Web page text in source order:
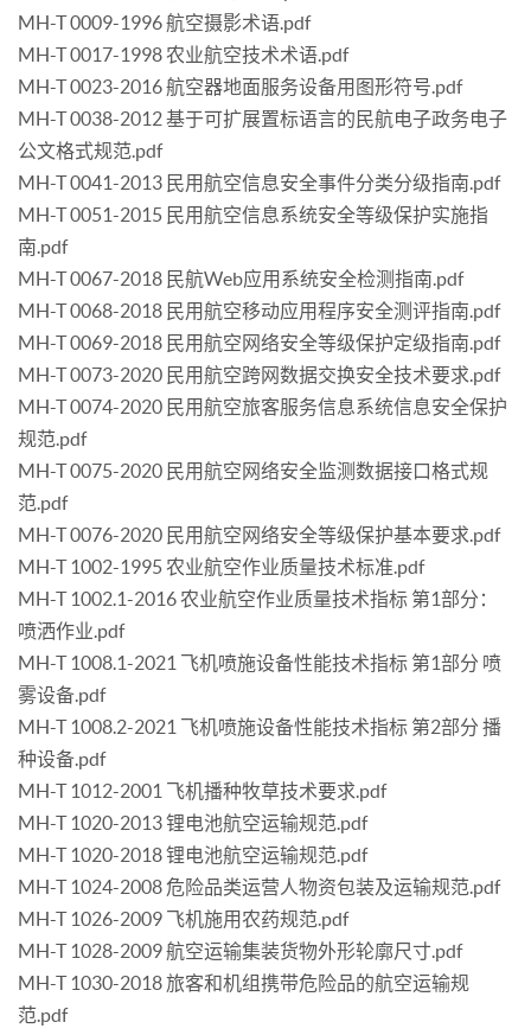
MH-T 0009-1996 航空摄影术语.pdf
MH-T 0017-1998 农业航空技术术语.pdf
MH-T 0023-2016 航空器地面服务设备用图形符号.pdf
MH-T 0038-2012 基于可扩展置标语言的民航电子政务电子
公文格式规范.pdf
MH-T 0041-2013 民用航空信息安全事件分类分级指南.pdf
MH-T 0051-2015 民用航空信息系统安全等级保护实施指
南.pdf
MH-T 0067-2018 民航Web应用系统安全检测指南.pdf
MH-T 0068-2018 民用航空移动应用程序安全测评指南.pdf
MH-T 0069-2018 民用航空网络安全等级保护定级指南.pdf
MH-T 0073-2020 民用航空跨网数据交换安全技术要求.pdf
MH-T 0074-2020 民用航空旅客服务信息系统信息安全保护
规范.pdf
MH-T 0075-2020 民用航空网络安全监测数据接口格式规
范.pdf
MH-T 0076-2020 民用航空网络安全等级保护基本要求.pdf
MH-T 1002-1995 农业航空作业质量技术标准.pdf
MH-T 1002.1-2016 农业航空作业质量技术指标 第1部分：
喷洒作业.pdf
MH-T 1008.1-2021 飞机喷施设备性能技术指标 第1部分 喷
雾设备.pdf
MH-T 1008.2-2021 飞机喷施设备性能技术指标 第2部分 播
种设备.pdf
MH-T 1012-2001 飞机播种牧草技术要求.pdf
MH-T 1020-2013 锂电池航空运输规范.pdf
MH-T 1020-2018 锂电池航空运输规范.pdf
MH-T 1024-2008 危险品类运营人物资包装及运输规范.pdf
MH-T 1026-2009 飞机施用农药规范.pdf
MH-T 1028-2009 航空运输集装货物外形轮廓尺寸.pdf
MH-T 1030-2018 旅客和机组携带危险品的航空运输规
范.pdf